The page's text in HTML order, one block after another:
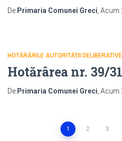
De Primaria Comunei Greci , Acum
HOTĂRÂRILE AUTORITĂȚII DELIBERATIVE
Hotărârea nr. 39/
De Primaria Comunei Greci , Acum
Paginație1 2 3